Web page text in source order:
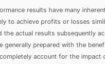
results have many
to achieve profits or losses
actual results subsequently
prepared with the
account for the